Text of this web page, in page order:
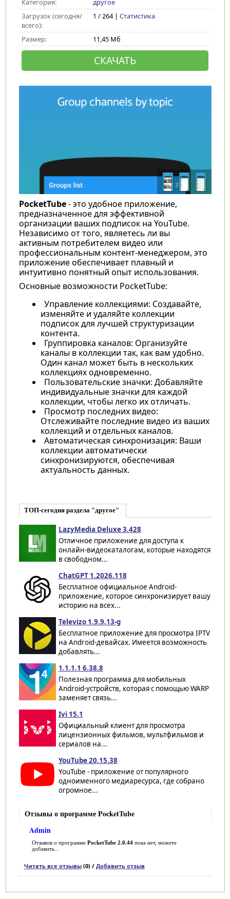
Категория:
другое
Загрузок (сегодня/
всего):
1 / 264 | Статистика
Размер: 11,45 Мб
СКАЧАТЬ
PocketTube- это удобное приложение,
предназначенное для эффективной
организации ваших подписок на YouTube.
Независимо от того, являетесь ли вы
активным потребителем видео или
профессиональным контент-менеджером, это
приложение обеспечивает плавный и
интуитивно понятный опыт использования.
Основные возможности PocketTube:
Управление коллекциями: Создавайте,
изменяйте и удаляйте коллекции
подписок для лучшей структуризации
контента.
Группировка каналов: Организуйте
каналы в коллекции так, как вам удобно.
Один канал может быть в нескольких
коллекциях одновременно.
Пользовательские значки: Добавляйте
индивидуальные значки для каждой
коллекции, чтобы легко их отличать.
Просмотр последних видео:
Отслеживайте последние видео из ваших
коллекций и отдельных каналов.
Автоматическая синхронизация: Ваши
коллекции автоматически
синхронизируются, обеспечивая
актуальность данных.
ТОП-сегодня раздела "другое"
LazyMedia Deluxe 3.428
Отличное приложение для доступа к
онлайн-видеокаталогам, которые находятся
в свободном...
ChatGPT 1.2026.118
Бесплатное официальное Android-
приложение, которое синхронизирует вашу
историю на всех...
Televizo 1.9.9.13-g
Бесплатное приложение для просмотра IPTV
на Android-девайсах. Имеется возможность
добавлять...
1.1.1.1 6.38.8
Полезная программа для мобильных
Android-устройств, которая с помощью WARP
заменяет связь...
Ivi 15.1
Официальный клиент для просмотра
лицензионных фильмов, мультфильмов и
сериалов на...
YouTube 20.15.38
YouTube - приложение от популярного
одноименного медиаресурса, где собрано
огромное...
Отзывы о программе PocketTube
Admin
Отзывов о программе PocketTube 2.0.44пока нет, можете
добавить...
Читать все отзывы(0) / Добавить отзыв